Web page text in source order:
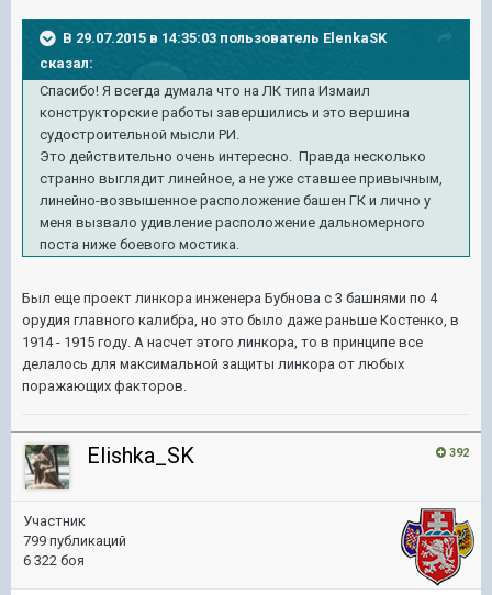
В 29.07.2015 в 14:35:03 пользователь ElenkaSK
сказал:
Спасибо! Я всегда думала что на ЛК типа Измаил
конструкторские работы завершились и это вершина
судостроительной мысли РИ.
Это действительно очень интересно. Правда несколько
странно выглядит линейное, а не уже ставшее привычным,
линейно-возвышенное расположение башен ГК и лично у
меня вызвало удивление расположение дальномерного
поста ниже боевого мостика.
Был еще проект линкора инженера Бубнова с 3 башнями по 4
орудия главного калибра, но это было даже раньше Костенко, в
1914 - 1915 году. А насчет этого линкора, то в принципе все
делалось для максимальной защиты линкора от любых
поражающих факторов.
392
Elishka_SK
Участник
799 публикаций
6 322 боя